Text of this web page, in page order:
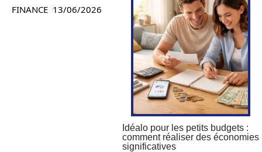
FINANCE 13/06/2026
Idéalo pour les petits budgets :
comment réaliser des économies
significatives